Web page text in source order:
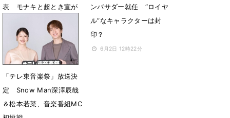
表 モナキと超とき宣が
福岡の意外なスポットか
ら生中継
6月15日 12時00分
ンバサダー就任 “ロイヤ
ル”なキャラクターは封
印？
6月2日 12時22分
「テレ東音楽祭」放送決
定 Snow Man深澤辰哉
＆松本若菜、音楽番組MC